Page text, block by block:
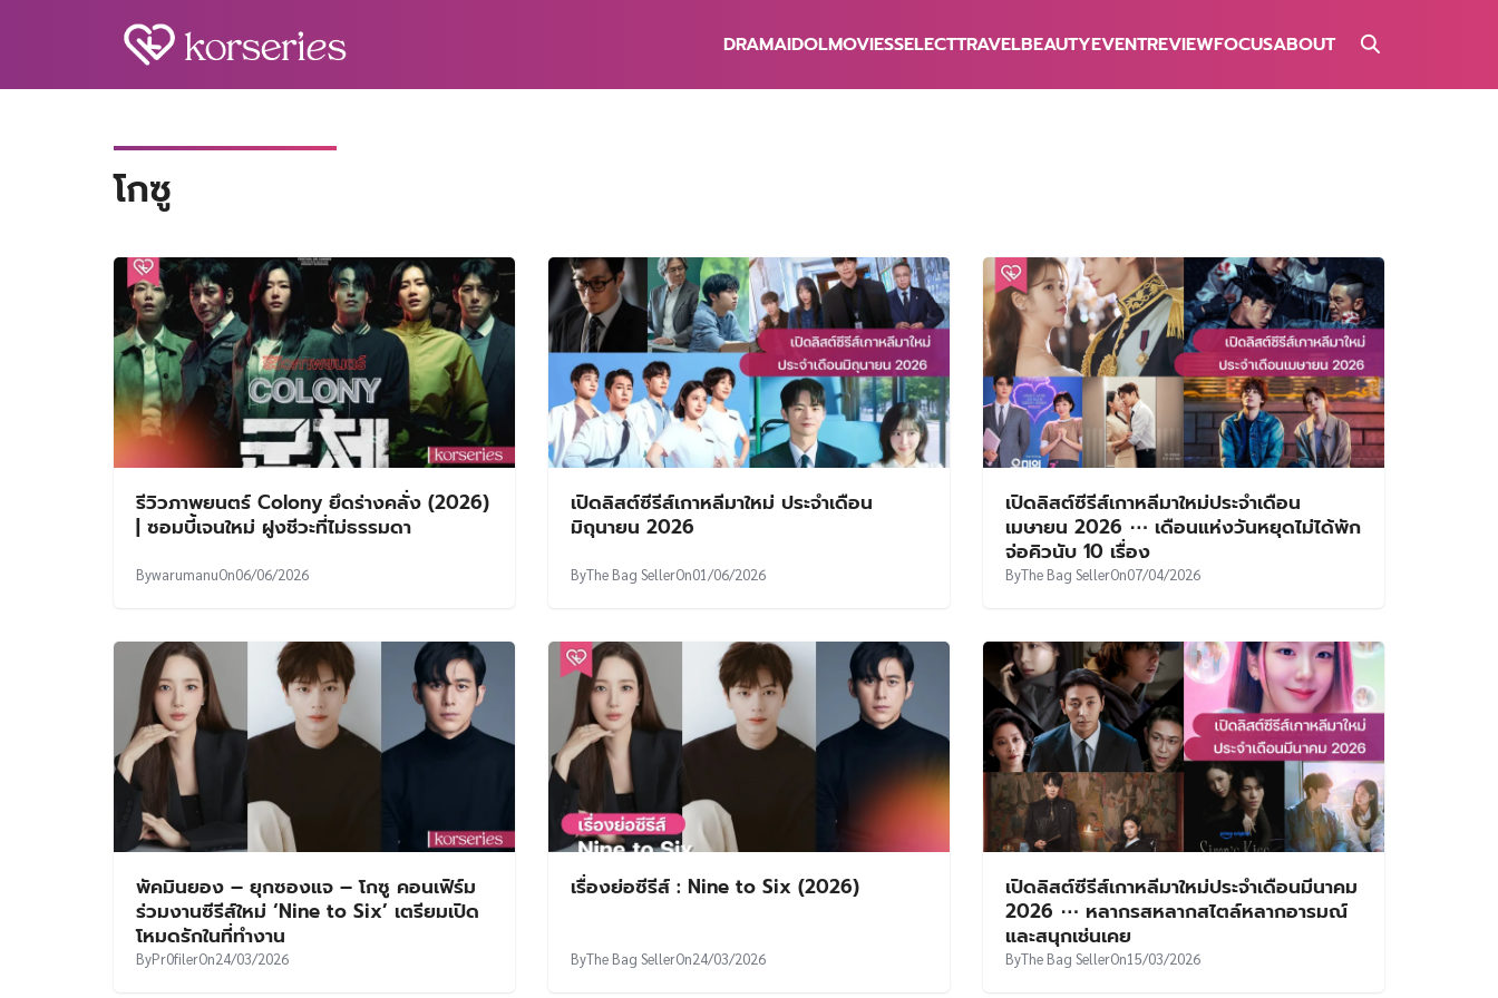
DRAMAIDOLMOVIESSELECTTRAVELBEAUTYEVENTREVIEWFOCUSABOUT
โกซู
รีวิวภาพยนตร์ Colony ยึดร่างคลั่ง (2026)
| ซอมบี้เจนใหม่ ฝูงชีวะที่ไม่ธรรมดา
BywarumanuOn06/06/2026
เปิดลิสต์ซีรีส์เกาหลีมาใหม่ ประจำเดือน
มิถุนายน 2026
ByThe Bag SellerOn01/06/2026
เปิดลิสต์ซีรีส์เกาหลีมาใหม่ประจำเดือน
เมษายน 2026 ⋯ เดือนแห่งวันหยุดไม่ได้พัก
จ่อคิวนับ 10 เรื่อง
ByThe Bag SellerOn07/04/2026
พัคมินยอง – ยุกซองแจ – โกซู คอนเฟิร์ม
ร่วมงานซีรีส์ใหม่ ‘Nine to Six’ เตรียมเปิด
โหมดรักในที่ทำงาน
ByPr0filerOn24/03/2026
เรื่องย่อซีรีส์ : Nine to Six (2026)
ByThe Bag SellerOn24/03/2026
เปิดลิสต์ซีรีส์เกาหลีมาใหม่ประจำเดือนมีนาคม
2026 ⋯ หลากรสหลากสไตล์หลากอารมณ์
และสนุกเช่นเคย
ByThe Bag SellerOn15/03/2026